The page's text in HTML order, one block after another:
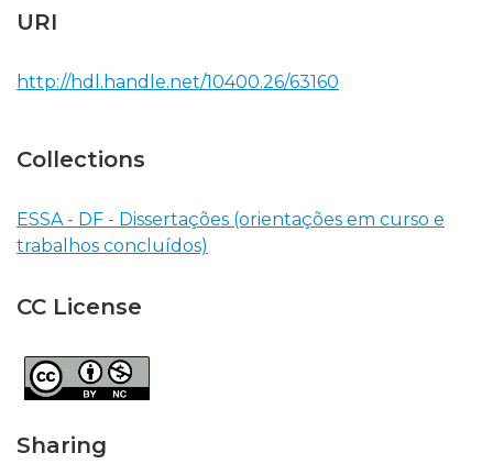
URI
http://hdl.handle.net/10400.26/63160
Collections
ESSA - DF - Dissertações (orientações em curso e
trabalhos concluídos)
CC License
Sharing